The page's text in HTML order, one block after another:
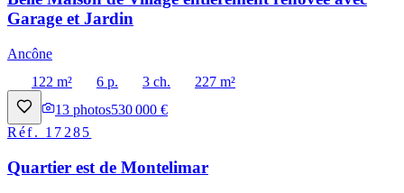
Garage et Jardin
Ancône
122 m²
6 p. 3 ch.
227 m²
13 photos530 000 €
Réf. 17285
Quartier est de Montelimar